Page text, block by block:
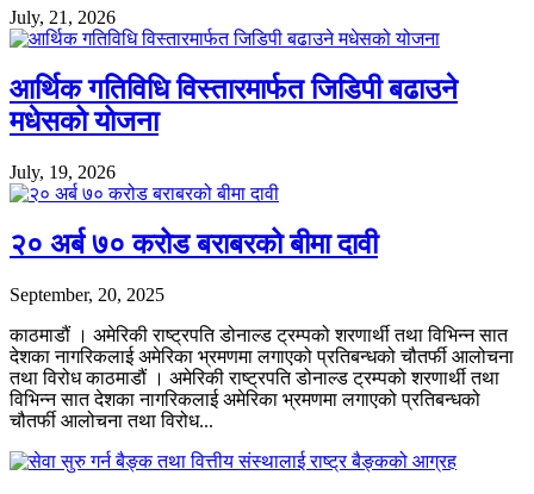
July, 21, 2026
आर्थिक गतिविधि विस्तारमार्फत जिडिपी बढाउने
मधेसको योजना
July, 19, 2026
२० अर्ब ७० करोड बराबरको बीमा दावी
September, 20, 2025
काठमाडौं । अमेरिकी राष्ट्रपति डोनाल्ड ट्रम्पको शरणार्थी तथा विभिन्न सात
देशका नागरिकलाई अमेरिका भ्रमणमा लगाएको प्रतिबन्धको चौतर्फी आलोचना
तथा विरोध काठमाडौं । अमेरिकी राष्ट्रपति डोनाल्ड ट्रम्पको शरणार्थी तथा
विभिन्न सात देशका नागरिकलाई अमेरिका भ्रमणमा लगाएको प्रतिबन्धको
चौतर्फी आलोचना तथा विरोध...